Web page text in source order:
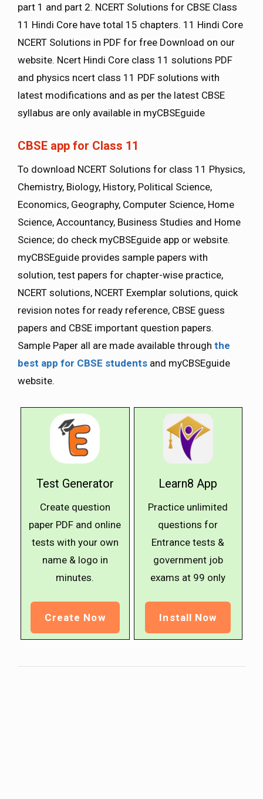
part 1 and part 2. NCERT Solutions for CBSE Class
11 Hindi Core have total 15 chapters. 11 Hindi Core
NCERT Solutions in PDF for free Download on our
website. Ncert Hindi Core class 11 solutions PDF
and physics ncert class 11 PDF solutions with
latest modifications and as per the latest CBSE
syllabus are only available in myCBSEguide
CBSE app for Class 11
To download NCERT Solutions for class 11 Physics,
Chemistry, Biology, History, Political Science,
Economics, Geography, Computer Science, Home
Science, Accountancy, Business Studies and Home
Science; do check myCBSEguide app or website.
myCBSEguide provides sample papers with
solution, test papers for chapter-wise practice,
NCERT solutions, NCERT Exemplar solutions, quick
revision notes for ready reference, CBSE guess
papers and CBSE important question papers.
Sample Paper all are made available through the
best app for CBSE students and myCBSEguide
website.
Test Generator
Create question
paper PDF and online
tests with your own
name & logo in
minutes.
Create Now
Learn8 App
Practice unlimited
questions for
Entrance tests &
government job
exams at ₹99 only
Install Now